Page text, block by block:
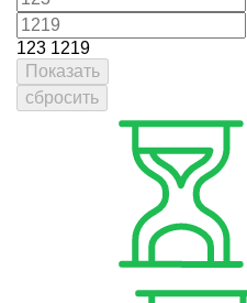
123 1219
Показать
сбросить